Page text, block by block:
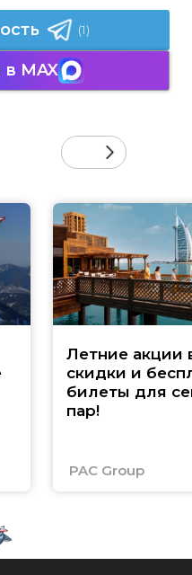
(1)
MAX
Летние акции
скидки и
билеты для
пар!
PAC Group